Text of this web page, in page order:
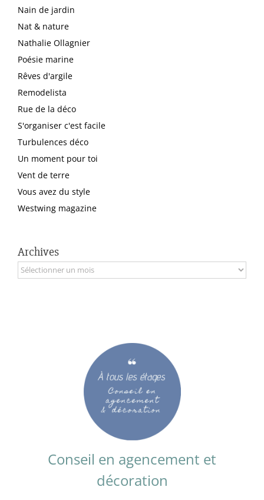
Nain de jardin
Nat & nature
Nathalie Ollagnier
Poésie marine
Rêves d'argile
Remodelista
Rue de la déco
S'organiser c'est facile
Turbulences déco
Un moment pour toi
Vent de terre
Vous avez du style
Westwing magazine
Archives
Archives
Conseil en agencement et
décoration